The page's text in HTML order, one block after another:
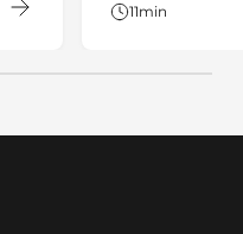
11min